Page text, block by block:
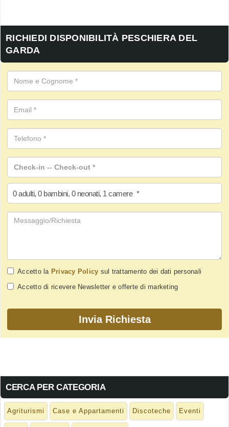
RICHIEDI DISPONIBILITÀ PESCHIERA DEL
GARDA
0 adulti, 0 bambini, 0 neonati, 1 camere *
Accetto la Privacy Policy sul trattamento dei dati personali
Accetto di ricevere Newsletter e offerte di marketing
CERCA PER CATEGORIA
Agriturismi Case e Appartamenti Discoteche Eventi